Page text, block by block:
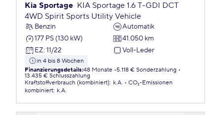
Kia Sportage KIA Sportage 1.6 T-GDI DCT
4WD Spirit Sports Utility Vehicle
Benzin
Automatik
177 PS (130 kW)
41.050 km
EZ: 11/22 Voll-Leder
in 4 bis 8 Wochen
Finanzierungsdetails:48 Monate 5.118 € Sonderzahlung
13.435 € Schlusszahlung
Kraftstoffverbrauch (kombiniert): k.A.
CO₂-Emissionen
kombiniert: k.A.